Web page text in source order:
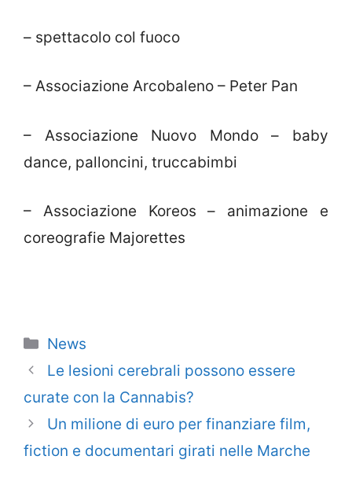
– spettacolo col fuoco
– Associazione Arcobaleno – Peter Pan
– Associazione Nuovo Mondo – baby
dance, palloncini, truccabimbi
– Associazione Koreos – animazione e
coreografie Majorettes
Categorie
News
Le lesioni cerebrali possono essere
curate con la Cannabis?
Un milione di euro per finanziare film,
fiction e documentari girati nelle Marche